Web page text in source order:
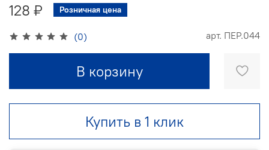
(0) арт. ПЕР.044
128 ₽ Розничная цена
В корзину
Купить в 1 клик